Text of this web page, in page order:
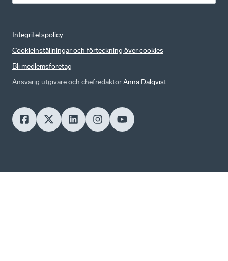
Integritetspolicy
Cookieinställningar och förteckning över cookies
Bli medlemsföretag
Ansvarig utgivare och chefredaktörAnna Dalqvist